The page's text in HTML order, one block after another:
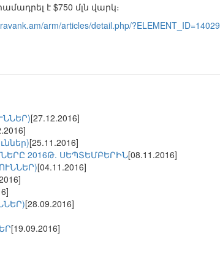
է $750 մլն վարկ։
arm/articles/detail.php/?ELEMENT_ID=14029
[27.12.2016]
[25.11.2016]
2016Թ. ՍԵՊՏԵՄԲԵՐԻՆ[08.11.2016]
[04.11.2016]
[28.09.2016]
[19.09.2016]